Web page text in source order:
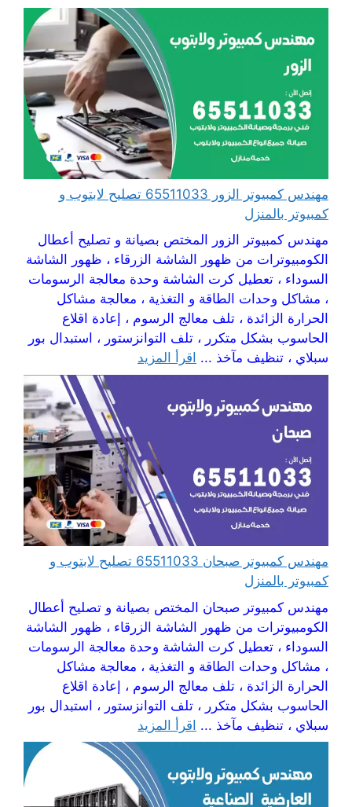
مهندس كمبيوتر الزور 65511033 تصليح لابتوب و
كمبيوتر بالمنزل
مهندس كمبيوتر الزور المختص بصيانة و تصليح أعطال
الكومبيوترات من ظهور الشاشة الزرقاء ، ظهور الشاشة
السوداء ، تعطيل كرت الشاشة وحدة معالجة الرسومات
، مشاكل وحدات الطاقة و التغذية ، معالجة مشاكل
الحرارة الزائدة ، تلف معالج الرسوم ، إعادة اقلاع
الحاسوب بشكل متكرر ، تلف التوانزستور ، استبدال بور
سبلاي ، تنظيف مآخذ ... اقرأ المزيد
مهندس كمبيوتر صبحان 65511033 تصليح لابتوب و
كمبيوتر بالمنزل
مهندس كمبيوتر صبحان المختص بصيانة و تصليح أعطال
الكومبيوترات من ظهور الشاشة الزرقاء ، ظهور الشاشة
السوداء ، تعطيل كرت الشاشة وحدة معالجة الرسومات
، مشاكل وحدات الطاقة و التغذية ، معالجة مشاكل
الحرارة الزائدة ، تلف معالج الرسوم ، إعادة اقلاع
الحاسوب بشكل متكرر ، تلف التوانزستور ، استبدال بور
سبلاي ، تنظيف مآخذ ... اقرأ المزيد